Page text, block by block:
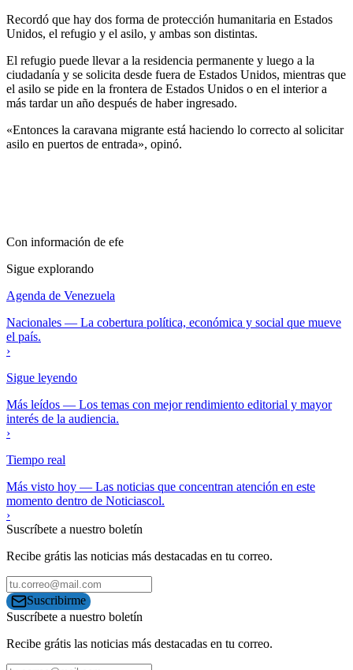
Recordó que hay dos forma de protección humanitaria en Estados
Unidos, el refugio y el asilo, y ambas son distintas.
El refugio puede llevar a la residencia permanente y luego a la
ciudadanía y se solicita desde fuera de Estados Unidos, mientras que
el asilo se pide en la frontera de Estados Unidos o en el interior a
más tardar un año después de haber ingresado.
«Entonces la caravana migrante está haciendo lo correcto al solicitar
asilo en puertos de entrada», opinó.
Con información de efe
Sigue explorando
Agenda de Venezuela
Nacionales — La cobertura política, económica y social que mueve
el país.
›
Sigue leyendo
Más leídos — Los temas con mejor rendimiento editorial y mayor
interés de la audiencia.
›
Tiempo real
Más visto hoy — Las noticias que concentran atención en este
momento dentro de Noticiascol.
›
Suscríbete a nuestro boletín
Recibe grátis las noticias más destacadas en tu correo.
Suscribirme
Suscríbete a nuestro boletín
Recibe grátis las noticias más destacadas en tu correo.